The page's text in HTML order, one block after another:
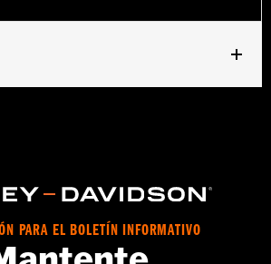
obtener más información
PARA EL BOLETÍN INFORMATIVO